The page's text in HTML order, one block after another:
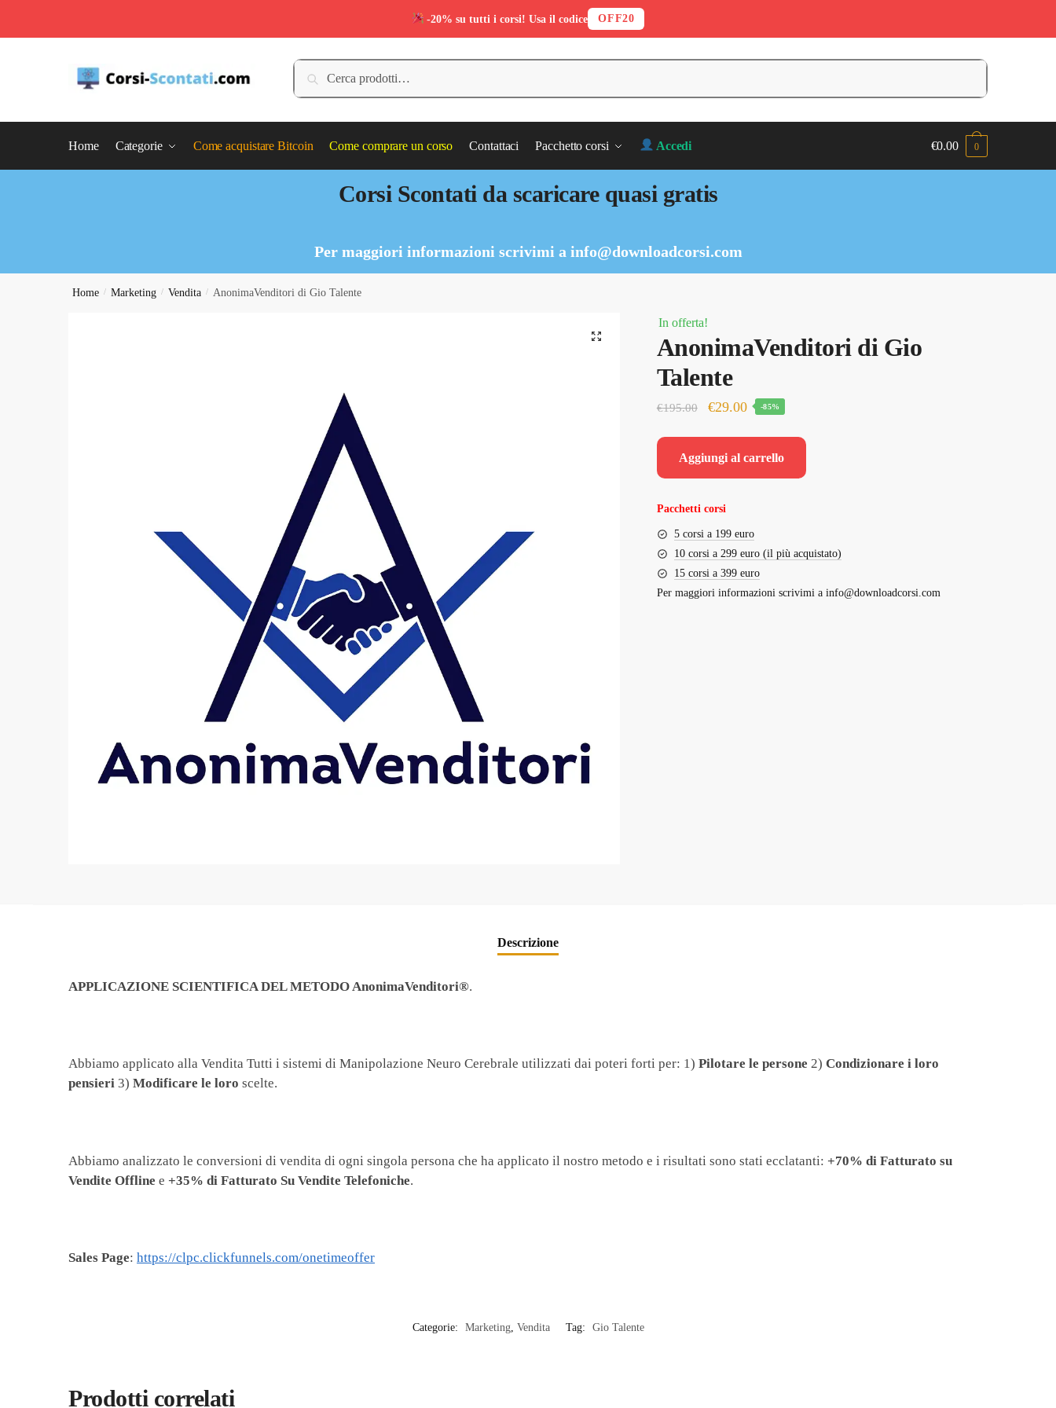
Cerca:
Cerca
Home Categorie Come acquistare Bitcoin Come comprare un corso Contattaci Pacchetto corsi Accedi €0.00 0
Corsi Scontati da scaricare quasi gratis
Per maggiori informazioni scrivimi a info@downloadcorsi.com
Home / Marketing / Vendita / AnonimaVenditori di Gio Talente
In offerta!
AnonimaVenditori di Gio
Talente
€195.00
Il
originale
€29.00Il
attuale
-85%
Aggiungi al carrello
Pacchetti corsi
5 corsi a 199 euro
10 corsi a 299 euro (il più acquistato)
15 corsi a 399 euro
Per maggiori informazioni scrivimi a info@downloadcorsi.com
Descrizione
APPLICAZIONE SCIENTIFICA DEL METODO AnonimaVenditori®.
Abbiamo applicato alla Vendita Tutti i sistemi di Manipolazione Neuro Cerebrale utilizzati dai poteri forti per: 1)Pilotare le persone 2)Condizionare i loro
pensieri 3)Modificare le loro scelte.
Abbiamo analizzato le conversioni di vendita di ogni singola persona che ha applicato il nostro metodo e i risultati sono stati ecclatanti: +70% di Fatturato su
Vendite Offline e +35% di Fatturato Su Vendite Telefoniche.
Sales Page:https://clpc.clickfunnels.com/onetimeoffer
Categorie: Marketing, Vendita Tag: Gio Talente
Prodotti correlati
-20% su tutti i corsi! Usa il codice OFF20